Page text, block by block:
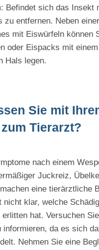
Befindet sich das Insekt
zu entfernen. Neben
mit Eiswürfeln können
oder Eispacks mit
Hals legen.
Sie mit
zum Tierarzt?
nach einem
Juckreiz,
eine tierärztliche
nicht klar, welche
hat. Versuchen
informieren, da es sich
Nehmen Sie eine